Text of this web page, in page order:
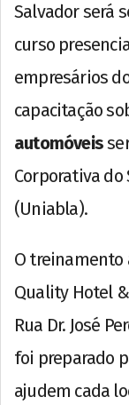
Salvador será
curso
empresários
capacitação
automóveis
Corporativa do
(Uniabla).
O treinamento
Quality Hotel
Rua Dr. José
foi preparado
ajudem cada